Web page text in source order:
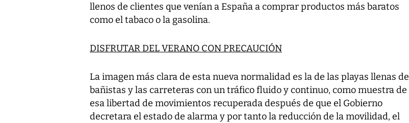
llenos de clientes que venían a España a comprar productos más baratos
como el tabaco o la gasolina.
DISFRUTAR DEL VERANO CON PRECAUCIÓN
La imagen más clara de esta nueva normalidad es la de las playas llenas de
bañistas y las carreteras con un tráfico fluido y continuo, como muestra de
esa libertad de movimientos recuperada después de que el Gobierno
decretara el estado de alarma y por tanto la reducción de la movilidad, el